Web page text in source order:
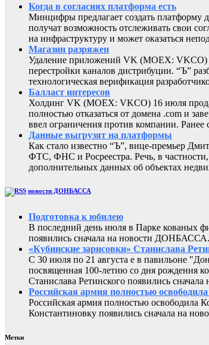
Когда в согласиях платформа есть
Минцифры предлагает создать платформу
получат возможность отслеживать свои
на инфраструктуру и может оказаться
Магазин разряжен
Удаление приложений VK (MOEX: VKCO)
перестройки каналов дистрибуции. “Ъ”
технологическая верификация
Балласт интересов
Холдинг VK (MOEX: VKCO) 16 июля
полностью отказаться от домена .com и
ввел ограничения против компании.
Данные выгрузят на платформы
Как стало известно “Ъ”, вице-премьер
ФТС, ФНС и Росреестра. Речь, в
дополнительных данных об объектах
новости ДОНБАССА
Подготовка к юбилею
В последний день июля в Парке кованых
появились сначала на новости ДОНБАССА.
«Кубинские зарисовки» Станислава
С 30 июля по 21 августа е в павильоне
посвященная 100-летию со дня рождения
Станислава Ретинского появились
Российская армия полностью
Российская армия полностью освободила
Константиновку появились сначала на
Метки